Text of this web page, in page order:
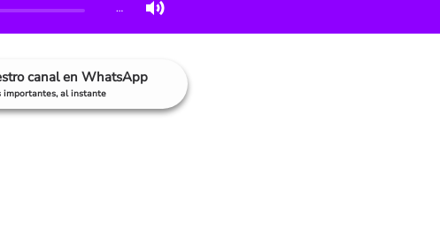
…
canal en WhatsApp
importantes, al instante